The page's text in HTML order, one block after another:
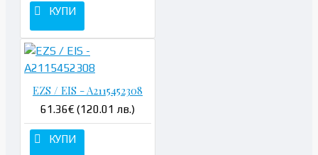
КУПИ
EZS / EIS - A2115452308
61.36€ (120.01 лв.)
КУПИ